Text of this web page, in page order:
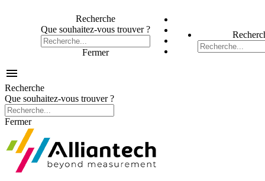
Recherche
Que souhaitez-vous trouver ?
Fermer

Recherche
Que souhaitez-vous trouver ?
Fermer